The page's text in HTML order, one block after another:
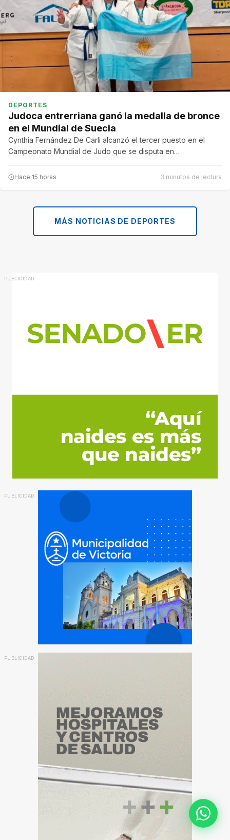
DEPORTES
Judoca entrerriana ganó la medalla de bronce
en el Mundial de Suecia
Cynthia Fernández De Carli alcanzó el tercer puesto en el
Campeonato Mundial de Judo que se disputa en…
Hace 15 horas 3 minutos de lectura
MÁS NOTICIAS DE DEPORTES